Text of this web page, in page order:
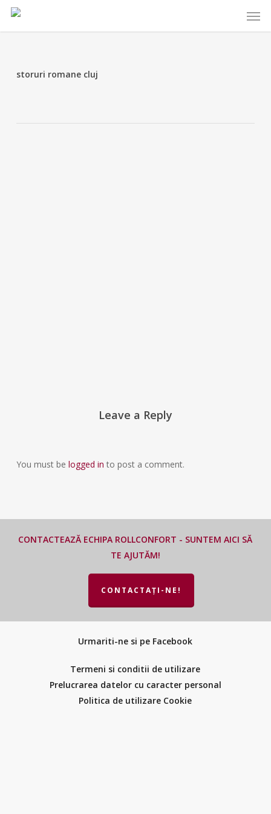
Skip
storuri romane cluj
Leave a Reply
You must be logged in to post a comment.
CONTACTEAZĂ ECHIPA ROLLCONFORT - SUNTEM AICI SĂ
TE AJUTĂM!
CONTACTAȚI-NE!
Urmariti-ne si pe Facebook
Termeni si conditii de utilizare
Prelucrarea datelor cu caracter personal
Politica de utilizare Cookie